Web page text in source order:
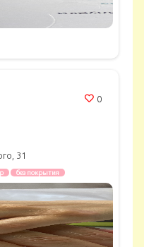
0
31
без покрытия